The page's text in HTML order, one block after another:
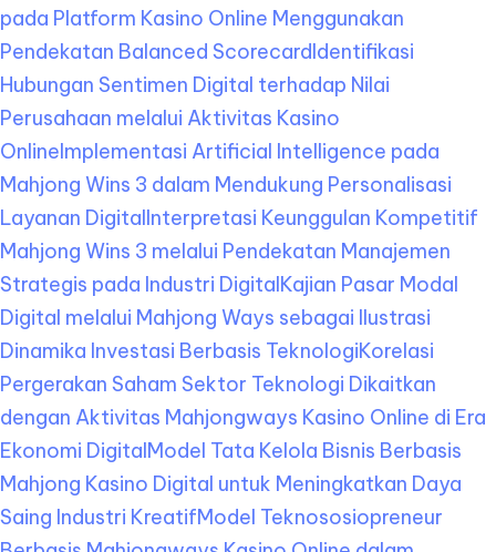
pada Platform Kasino Online Menggunakan
Pendekatan Balanced ScorecardIdentifikasi
Hubungan Sentimen Digital terhadap Nilai
Perusahaan melalui Aktivitas Kasino
OnlineImplementasi Artificial Intelligence pada
Mahjong Wins 3 dalam Mendukung Personalisasi
Layanan DigitalInterpretasi Keunggulan Kompetitif
Mahjong Wins 3 melalui Pendekatan Manajemen
Strategis pada Industri DigitalKajian Pasar Modal
Digital melalui Mahjong Ways sebagai Ilustrasi
Dinamika Investasi Berbasis TeknologiKorelasi
Pergerakan Saham Sektor Teknologi Dikaitkan
dengan Aktivitas Mahjongways Kasino Online di Era
Ekonomi DigitalModel Tata Kelola Bisnis Berbasis
Mahjong Kasino Digital untuk Meningkatkan Daya
Saing Industri KreatifModel Teknososiopreneur